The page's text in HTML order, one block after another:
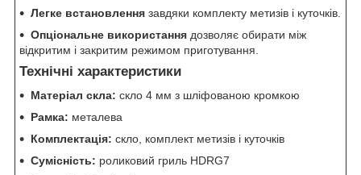
Легке встановлення завдяки комплекту метизів і куточків.
Опціональне використання дозволяє обирати між
відкритим і закритим режимом приготування.
Технічні характеристики
Матеріал скла: скло 4 мм з шліфованою кромкою
Рамка: металева
Комплектація: скло, комплект метизів і куточків
Сумісність: роликовий гриль HDRG7